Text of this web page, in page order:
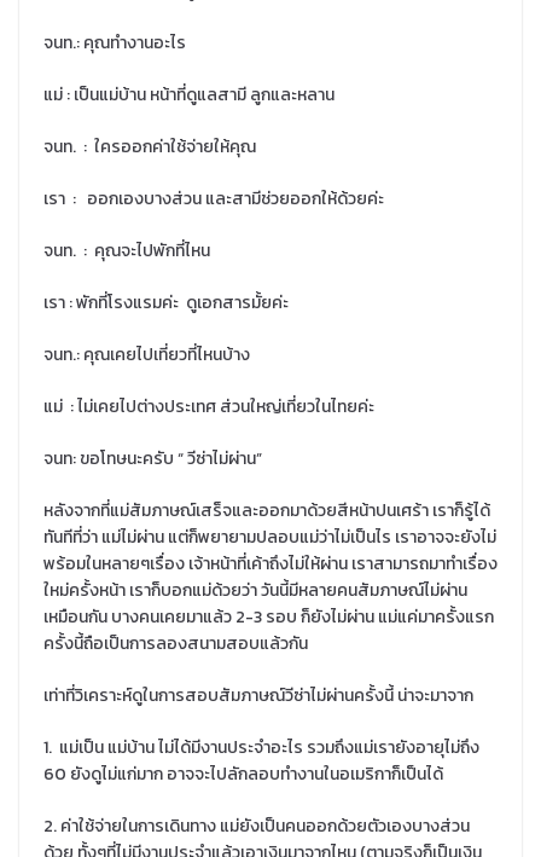
จนท.: คุณทำงานอะไร
แม่ : เป็นแม่บ้าน หน้าที่ดูแลสามี ลูกและหลาน
จนท. : ใครออกค่าใช้จ่ายให้คุณ
เรา : ออกเองบางส่วน และสามีช่วยออกให้ด้วยค่ะ
จนท. : คุณจะไปพักที่ไหน
เรา : พักที่โรงแรมค่ะ ดูเอกสารมั้ยค่ะ
จนท.: คุณเคยไปเที่ยวที่ไหนบ้าง
แม่ : ไม่เคยไปต่างประเทศ ส่วนใหญ่เที่ยวในไทยค่ะ
จนท: ขอโทษนะครับ “ วีซ่าไม่ผ่าน”
หลังจากที่แม่สัมภาษณ์เสร็จและออกมาด้วยสีหน้าปนเศร้า เราก็รู้ได้
ทันทีที่ว่า แม่ไม่ผ่าน แต่ก็พยายามปลอบแม่ว่าไม่เป็นไร เราอาจจะยังไม่
พร้อมในหลายๆเรื่อง เจ้าหน้าที่เค้าถึงไม่ให้ผ่าน เราสามารถมาทำเรื่อง
ใหม่ครั้งหน้า เราก็บอกแม่ด้วยว่า วันนี้มีหลายคนสัมภาษณ์ไม่ผ่าน
เหมือนกัน บางคนเคยมาแล้ว 2-3 รอบ ก็ยังไม่ผ่าน แม่แค่มาครั้งแรก
ครั้งนี้ถือเป็นการลองสนามสอบแล้วกัน
เท่าที่วิเคราะห์ดูในการสอบสัมภาษณ์วีซ่าไม่ผ่านครั้งนี้ น่าจะมาจาก
1. แม่เป็น แม่บ้าน ไม่ได้มีงานประจำอะไร รวมถึงแม่เรายังอายุไม่ถึง
60 ยังดูไม่แก่มาก อาจจะไปลักลอบทำงานในอเมริกาก็เป็นได้
2. ค่าใช้จ่ายในการเดินทาง แม่ยังเป็นคนออกด้วยตัวเองบางส่วน